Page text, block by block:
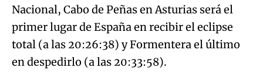
Nacional, Cabo de Peñas en Asturias será el
primer lugar de España en recibir el eclipse
total (a las 20:26:38) y Formentera el último
en despedirlo (a las 20:33:58).